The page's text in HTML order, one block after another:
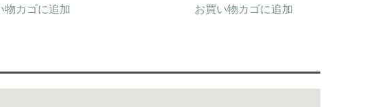
物カゴに追加 お買い物カゴに追加